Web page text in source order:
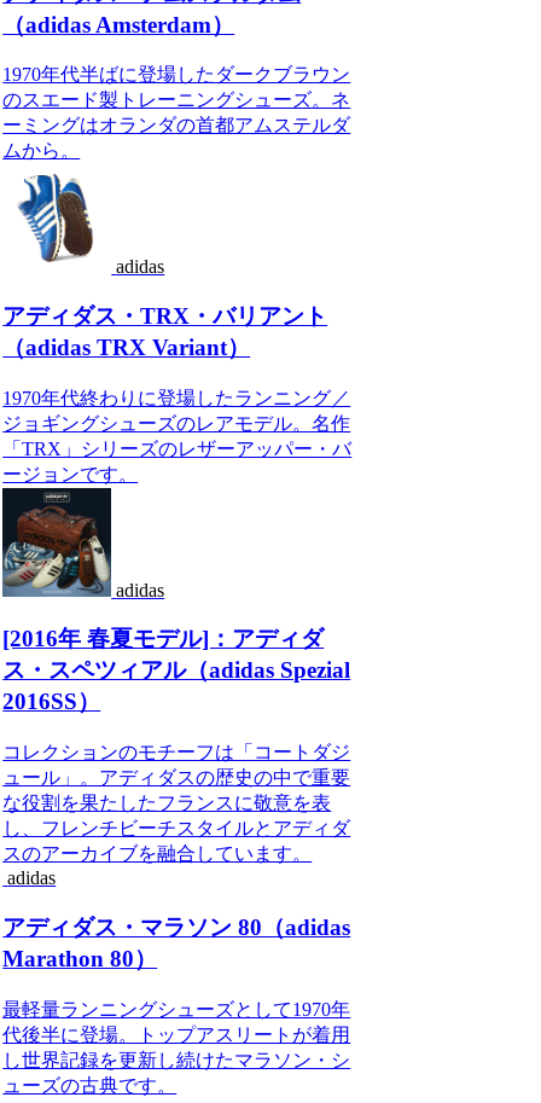
（adidas Amsterdam）
1970年代半ばに登場したダークブラウン
のスエード製トレーニングシューズ。ネ
ーミングはオランダの首都アムステルダ
ムから。
adidas
アディダス・TRX・バリアント
（adidas TRX Variant）
1970年代終わりに登場したランニング／
ジョギングシューズのレアモデル。名作
「TRX」シリーズのレザーアッパー・バ
ージョンです。
adidas
[2016年 春夏モデル]：アディダ
ス・スペツィアル（adidas Spezial
2016SS）
コレクションのモチーフは「コートダジ
ュール」。アディダスの歴史の中で重要
な役割を果たしたフランスに敬意を表
し、フレンチビーチスタイルとアディダ
スのアーカイブを融合しています。
adidas
アディダス・マラソン 80（adidas
Marathon 80）
最軽量ランニングシューズとして1970年
代後半に登場。トップアスリートが着用
し世界記録を更新し続けたマラソン・シ
ューズの古典です。